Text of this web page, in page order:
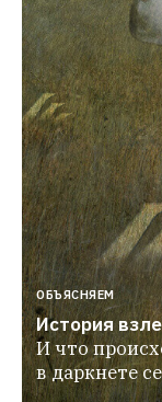
ОБЪЯСНЯЕМ
История
И что
в даркнете